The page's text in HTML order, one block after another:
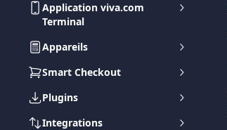
Application viva.com
Terminal
Appareils
Smart Checkout
Plugins
Integrations